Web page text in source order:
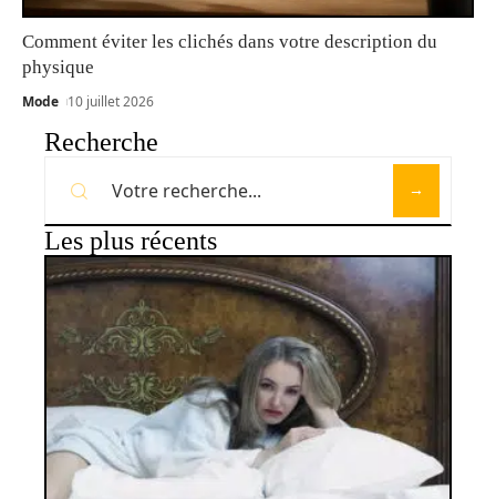
Comment éviter les clichés dans votre description du
physique
Mode 10 juillet 2026
Recherche
Les plus récents